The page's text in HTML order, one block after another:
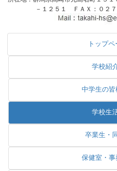
－１２５１ ＦＡＸ：０２
トップ
学校紹
中学生の
学校生
卒業生・
保健室・事